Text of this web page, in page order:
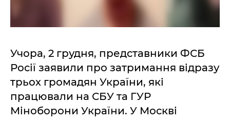
Учора, 2 грудня, представники ФСБ
Росії заявили про затримання відразу
трьох громадян України, які
працювали на СБУ та ГУР
Міноборони України. У Москві